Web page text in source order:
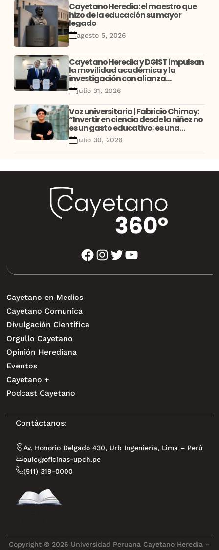
Cayetano Heredia: el maestro que
hizo de la educación su mayor
legado
agosto 5, 2026
Cayetano Heredia y DGIST impulsan
la movilidad académica y la
investigación con alianza
estratégica entre Perú y Corea
julio 31, 2026
Voz universitaria | Fabricio Chimoy:
“Invertir en ciencia desde la niñez no
es un gasto educativo; es una
decisión de desarrollo”
julio 30, 2026
facebook instagram twitter youtube
Cayetano en Medios
Cayetano Comunica
Divulgación Científica
Orgullo Cayetano
Opinión Herediana
Eventos
Cayetano +
Podcast Cayetano
Contáctanos:
Av. Honorio Delgado 430, Urb Ingeniería, Lima – Perú
ouic@oficinas-upch.pe
(511) 319-0000
Copyright © 2026 Universidad Peruana Cayetano Heredia –